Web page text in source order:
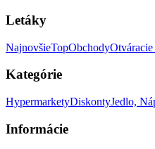
Letáky
NajnovšieTopObchody
Kategórie
HypermarketyDiskontyJedlo,
Informácie